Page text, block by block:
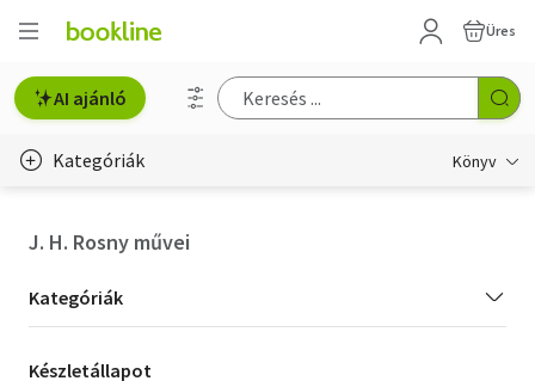
Üres
AI ajánló
Kategóriák Könyv
Hobbi, szabadidő
J. H. Rosny művei
Kategória
szűrés
Kategóriák
Készletállapot
Készletállapot